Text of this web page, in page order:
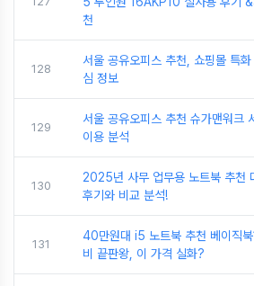
천
128
서울 공유오피스 추천, 쇼핑몰 특
심 정보
129
서울 공유오피스 추천 슈가맨워크
이용 분석
130
2025년 사무 업무용 노트북 추천
후기와 비교 분석!
131
40만원대 i5 노트북 추천 베이직
비 끝판왕, 이 가격 실화?